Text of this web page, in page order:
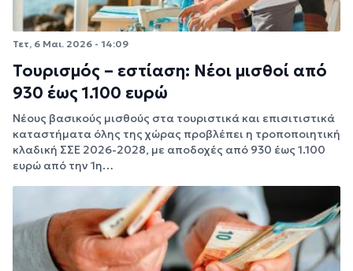
Τετ, 6 Μαι. 2026 - 14:09
Τουρισμός – εστίαση: Νέοι μισθοί από
930 έως 1.100 ευρώ
Νέους βασικούς μισθούς στα τουριστικά και επισιτιστικά
καταστήματα όλης της χώρας προβλέπει η τροποποιητική
κλαδική ΣΣΕ 2026-2028, με αποδοχές από 930 έως 1.100
ευρώ από την 1η…